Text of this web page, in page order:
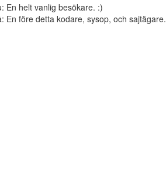
En helt vanlig besökare. :)
En före detta kodare, sysop, och sajtägare.